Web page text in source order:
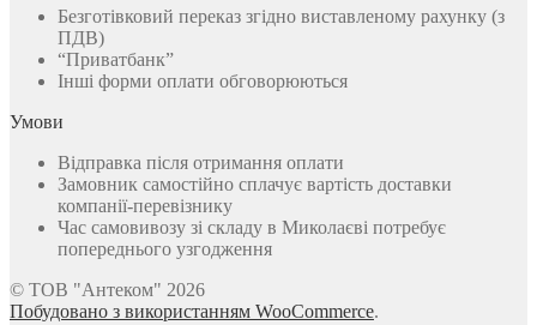
Безготівковий переказ згідно виставленому рахунку (з
ПДВ)
“Приватбанк”
Інші форми оплати обговорюються
Умови
Відправка після отримання оплати
Замовник самостійно сплачує вартість доставки
компанії-перевізнику
Час самовивозу зі складу в Миколаєві потребує
попереднього узгодження
© ТОВ "Антеком" 2026
Побудовано з використанням WooCommerce.